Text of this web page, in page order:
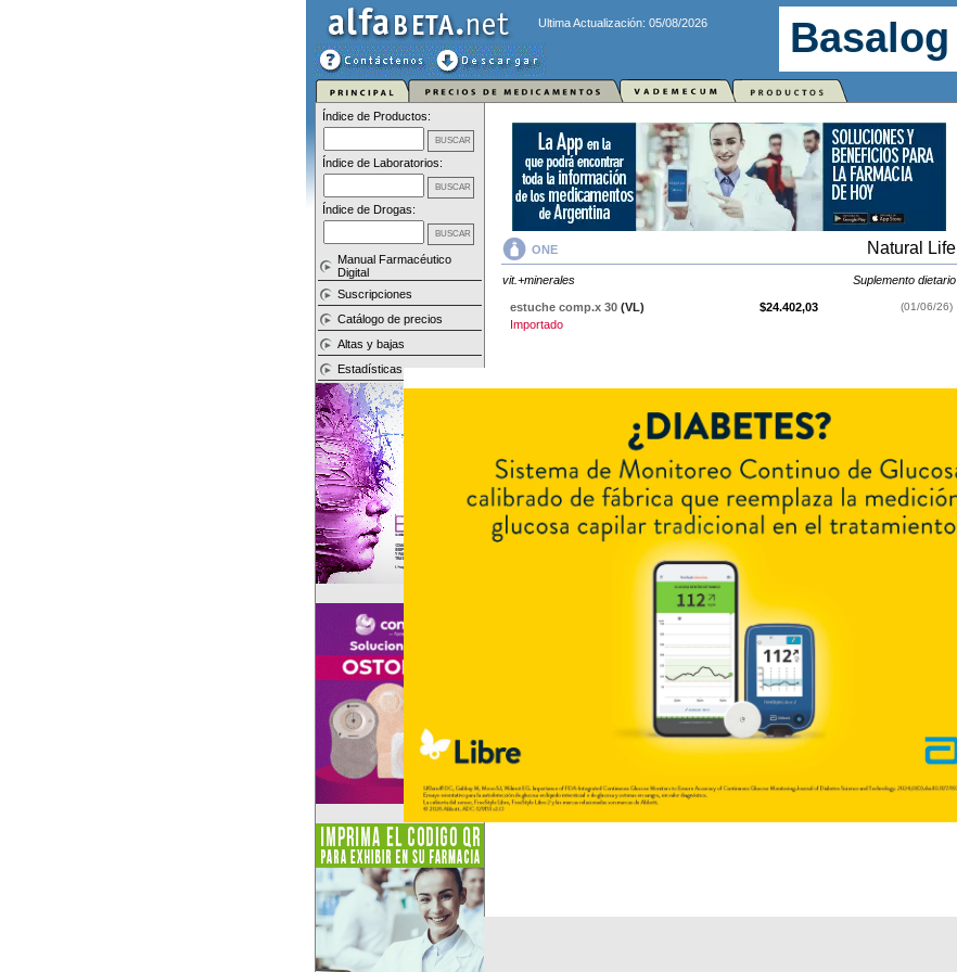
Ultima Actualización: 05/08/2026
Índice de Productos:
Índice de Laboratorios:
Índice de Drogas:
Manual Farmacéutico
Digital
Suscripciones
Catálogo de precios
Altas y bajas
Estadísticas
ONE Natural Life
vit.+minerales Suplemento dietario
estuche comp.x 30 (VL) $24.402,03 (01/06/26)
Importado
Natural Life y cuenta con 1 presentación disponible.
Explorar más
Otros productos con
Otros productos de